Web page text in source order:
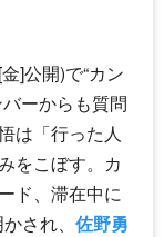
]公開)で“カン
ーからも質問
は「行った人
をこぼす。カ
ド、滞在中に
され、 佐野勇